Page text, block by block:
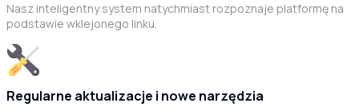
Nasz inteligentny system natychmiast rozpoznaje platformę na
podstawie wklejonego linku.
Regularne aktualizacje i nowe narzędzia